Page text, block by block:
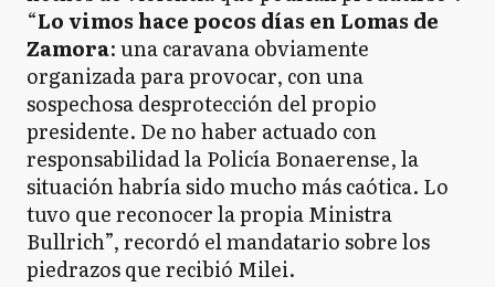
“Lo vimos hace pocos días en Lomas de
Zamora: una caravana obviamente
organizada para provocar, con una
sospechosa desprotección del propio
presidente. De no haber actuado con
responsabilidad la Policía Bonaerense, la
situación habría sido mucho más caótica. Lo
tuvo que reconocer la propia Ministra
Bullrich”, recordó el mandatario sobre los
piedrazos que recibió Milei.